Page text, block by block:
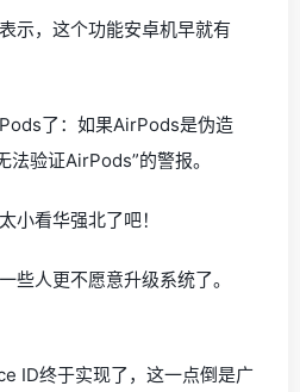
示，这个功能安卓机早就有
了：如果AirPods是伪造
验证AirPods”的警报。
小看华强北了吧！
些人更不愿意升级系统了。
ID终于实现了，这一点倒是广